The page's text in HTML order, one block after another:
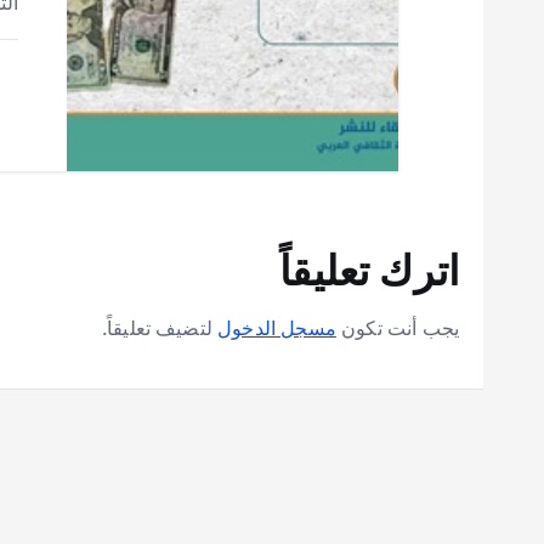
اترك تعليقاً
يجب أنت تكون مسجل الدخول لتضيف تعليقاً.